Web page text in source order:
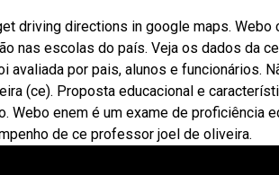
driving directions in google maps. Webo
nas escolas do país. Veja os dados da
por pais, alunos e funcionários.
(ce). Proposta educacional e
enem é um exame de proficiência
de ce professor joel de oliveira.